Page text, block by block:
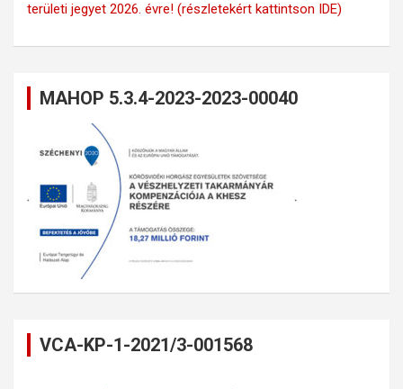
területi jegyet 2026. évre! (részletekért kattintson IDE)
MAHOP 5.3.4-2023-2023-00040
VCA-KP-1-2021/3-001568